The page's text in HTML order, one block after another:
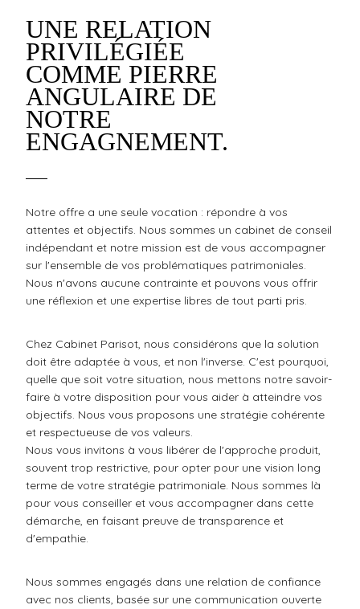
UNE RELATION
PRIVILÉGIÉE
COMME PIERRE
ANGULAIRE DE
NOTRE
ENGAGNEMENT.
Notre offre a une seule vocation : répondre à vos
attentes et objectifs. Nous sommes un cabinet de conseil
indépendant et notre mission est de vous accompagner
sur l'ensemble de vos problématiques patrimoniales.
Nous n'avons aucune contrainte et pouvons vous offrir
une réflexion et une expertise libres de tout parti pris.
Chez Cabinet Parisot, nous considérons que la solution
doit être adaptée à vous, et non l'inverse. C'est pourquoi,
quelle que soit votre situation, nous mettons notre savoir-
faire à votre disposition pour vous aider à atteindre vos
objectifs. Nous vous proposons une stratégie cohérente
et respectueuse de vos valeurs.
Nous vous invitons à vous libérer de l'approche produit,
souvent trop restrictive, pour opter pour une vision long
terme de votre stratégie patrimoniale. Nous sommes là
pour vous conseiller et vous accompagner dans cette
démarche, en faisant preuve de transparence et
d'empathie.
Nous sommes engagés dans une relation de confiance
avec nos clients, basée sur une communication ouverte